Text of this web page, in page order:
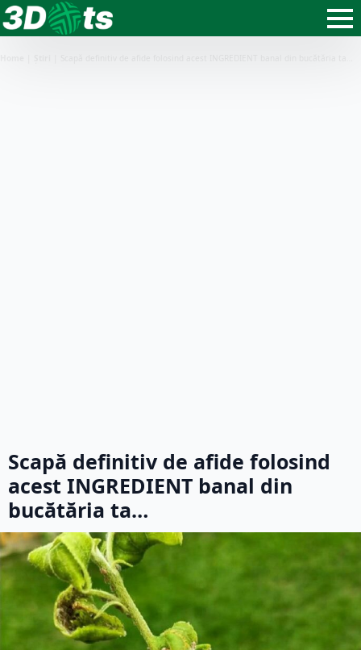
Scapă definitiv de afide folosind
acest INGREDIENT banal din
bucătăria ta…